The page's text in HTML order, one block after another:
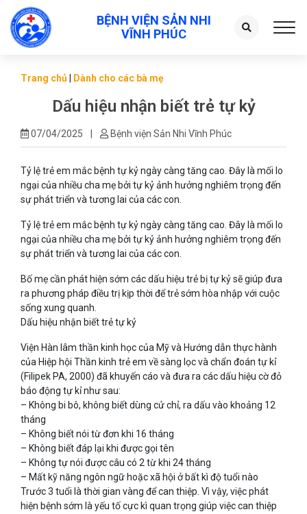
BỆNH VIỆN SẢN NHI
VĨNH PHÚC
Trang chủ Dành cho các bà mẹ
Dấu hiệu nhận biết trẻ tự kỷ
07/04/2025 Bệnh viện Sản Nhi Vĩnh Phúc
Tỷ lệ trẻ em mắc bệnh tự kỷ ngày càng tăng cao. Đây là mối lo
ngại của nhiều cha mẹ bởi tự kỷ ảnh hưởng nghiêm trọng đến
sự phát triển và tương lai của các con.
Tỷ lệ trẻ em mắc bệnh tự kỷ ngày càng tăng cao. Đây là mối lo
ngại của nhiều cha mẹ bởi tự kỷ ảnh hưởng nghiêm trọng đến
sự phát triển và tương lai của các con.
Bố mẹ cần phát hiện sớm các dấu hiệu trẻ bị tự kỷ sẽ giúp đưa
ra phương pháp điều trị kịp thời để trẻ sớm hòa nhập với cuộc
sống xung quanh.
Dấu hiệu nhận biết trẻ tự kỷ
Viện Hàn lâm thần kinh học của Mỹ và Hướng dẫn thực hành
của Hiệp hội Thần kinh trẻ em về sàng lọc và chẩn đoán tự kỉ
(Filipek PA, 2000) đã khuyến cáo và đưa ra các dấu hiệu cờ đỏ
báo động tự kỉ như sau:
– Không bi bô, không biết dùng cử chỉ, ra dấu vào khoảng 12
tháng
– Không biết nói từ đơn khi 16 tháng
– Không biết đáp lại khi được gọi tên
– Không tự nói được câu có 2 từ khi 24 tháng
– Mất kỹ năng ngôn ngữ hoặc xã hội ở bất kì độ tuổi nào
Trước 3 tuổi là thời gian vàng để can thiệp. Vì vậy, việc phát
hiện bệnh sớm là yếu tố cực kì quan trọng giúp việc can thiệp